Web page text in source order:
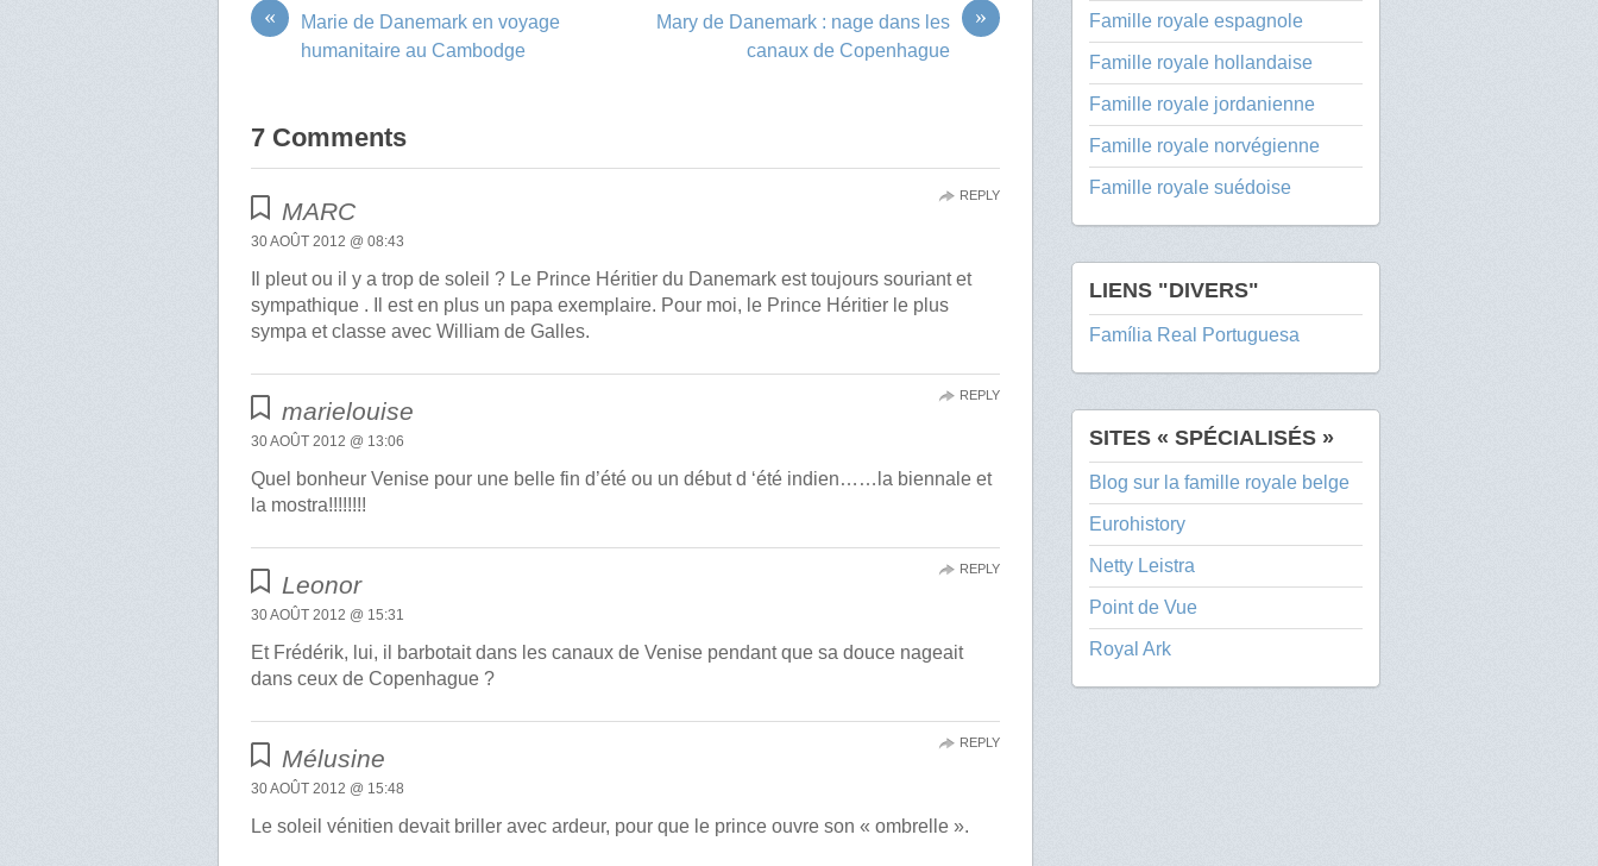
«
Marie de Danemark en voyage
humanitaire au Cambodge
»
Mary de Danemark : nage dans les
canaux de Copenhague
7 Comments
MARC
30 AOÛT 2012 @ 08:43
Il pleut ou il y a trop de soleil ? Le Prince Héritier du Danemark est toujours souriant et
sympathique . Il est en plus un papa exemplaire. Pour moi, le Prince Héritier le plus
sympa et classe avec William de Galles.
REPLY
marielouise
30 AOÛT 2012 @ 13:06
Quel bonheur Venise pour une belle fin d’été ou un début d ‘été indien……la biennale et
la mostra!!!!!!!!
REPLY
Leonor
30 AOÛT 2012 @ 15:31
Et Frédérik, lui, il barbotait dans les canaux de Venise pendant que sa douce nageait
dans ceux de Copenhague ?
REPLY
Mélusine
30 AOÛT 2012 @ 15:48
Le soleil vénitien devait briller avec ardeur, pour que le prince ouvre son « ombrelle ».
REPLY
Famille royale espagnole
Famille royale hollandaise
Famille royale jordanienne
Famille royale norvégienne
Famille royale suédoise
LIENS "DIVERS"
Família Real Portuguesa
SITES « SPÉCIALISÉS »
Blog sur la famille royale belge
Eurohistory
Netty Leistra
Point de Vue
Royal Ark